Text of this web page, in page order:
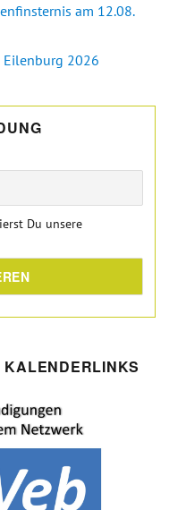
am 12.08.
Eilenburg 2026
Du unsere